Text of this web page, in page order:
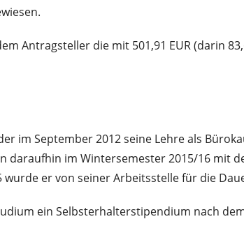
Antragsteller die mit 501,91 EUR (darin
im September 2012 seine Lehre als
daraufhin im Wintersemester 2015/16 mit
wurde er von seiner Arbeitsstelle für die
ein Selbsterhalterstipendium nach